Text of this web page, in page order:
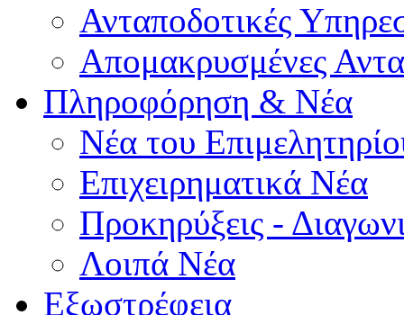
Ανταποδοτικές
Απομακρυσμένες
Πληροφόρηση & Νέα
Νέα του
Επιχειρηματικά Νέα
Προκηρύξεις -
Λοιπά Νέα
Εξωστρέφεια